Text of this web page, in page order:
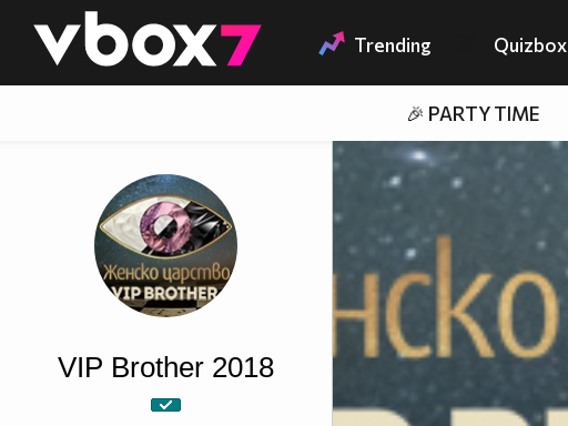
👾 Trending Quizbox
🎉 PARTY TIME
VIP Brother 2018